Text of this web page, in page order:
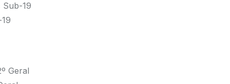
Sub-19
Geral